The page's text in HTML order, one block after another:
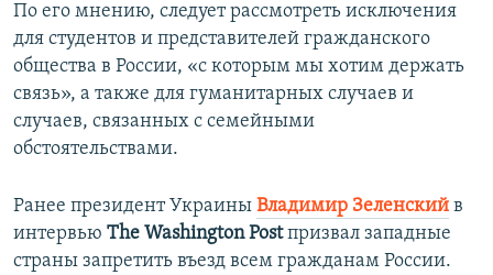
По его мнению, следует рассмотреть исключения
для студентов и представителей гражданского
общества в России, «с которым мы хотим держать
связь», а также для гуманитарных случаев и
случаев, связанных с семейными
обстоятельствами.
Ранее президент Украины Владимир Зеленский в
интервью The Washington Postпризвал западные
страны запретить въезд всем гражданам России.